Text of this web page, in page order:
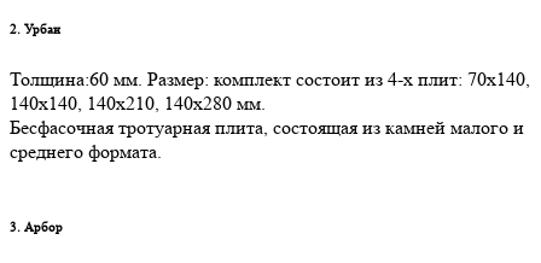
2. Урбан
Толщина:60 мм. Размер: комплект состоит из 4-х плит: 70х140,
140х140, 140х210, 140х280 мм.
Бесфасочная тротуарная плита, состоящая из камней малого и
среднего формата.
3. Арбор